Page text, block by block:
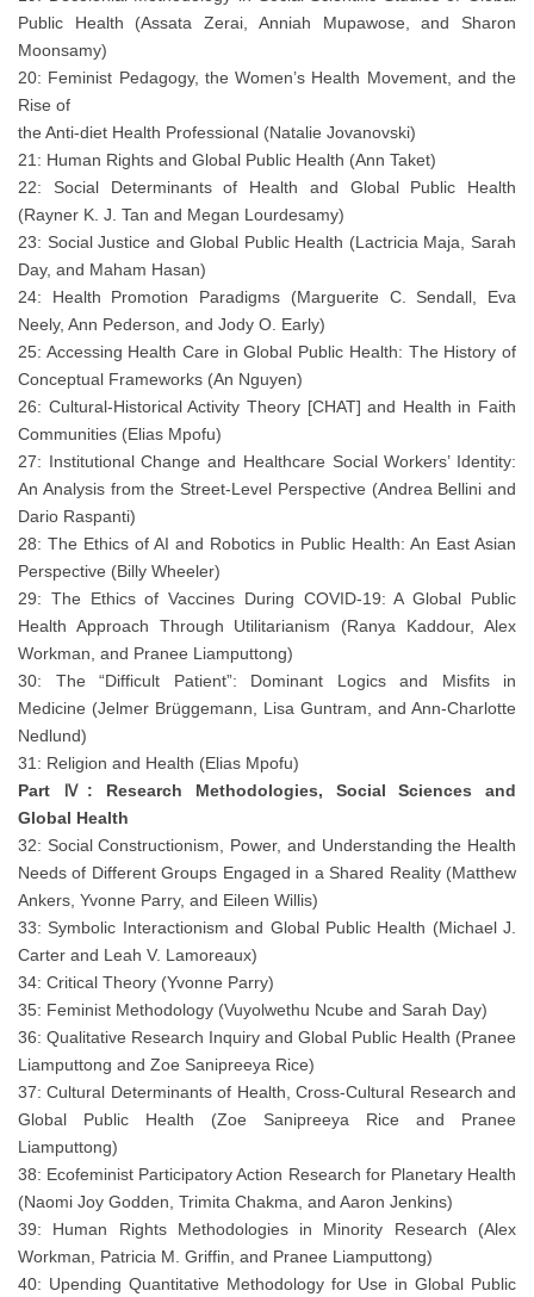
Public Health (Assata Zerai, Anniah Mupawose, and Sharon
Moonsamy)
20: Feminist Pedagogy, the Women’s Health Movement, and the
Rise of
the Anti-diet Health Professional (Natalie Jovanovski)
21: Human Rights and Global Public Health (Ann Taket)
22: Social Determinants of Health and Global Public Health
(Rayner K. J. Tan and Megan Lourdesamy)
23: Social Justice and Global Public Health (Lactricia Maja, Sarah
Day, and Maham Hasan)
24: Health Promotion Paradigms (Marguerite C. Sendall, Eva
Neely, Ann Pederson, and Jody O. Early)
25: Accessing Health Care in Global Public Health: The History of
Conceptual Frameworks (An Nguyen)
26: Cultural-Historical Activity Theory [CHAT] and Health in Faith
Communities (Elias Mpofu)
27: Institutional Change and Healthcare Social Workers’ Identity:
An Analysis from the Street-Level Perspective (Andrea Bellini and
Dario Raspanti)
28: The Ethics of AI and Robotics in Public Health: An East Asian
Perspective (Billy Wheeler)
29: The Ethics of Vaccines During COVID-19: A Global Public
Health Approach Through Utilitarianism (Ranya Kaddour, Alex
Workman, and Pranee Liamputtong)
30: The “Difficult Patient”: Dominant Logics and Misfits in
Medicine (Jelmer Brüggemann, Lisa Guntram, and Ann-Charlotte
Nedlund)
31: Religion and Health (Elias Mpofu)
Part Ⅳ: Research Methodologies, Social Sciences and
Global Health
32: Social Constructionism, Power, and Understanding the Health
Needs of Different Groups Engaged in a Shared Reality (Matthew
Ankers, Yvonne Parry, and Eileen Willis)
33: Symbolic Interactionism and Global Public Health (Michael J.
Carter and Leah V. Lamoreaux)
34: Critical Theory (Yvonne Parry)
35: Feminist Methodology (Vuyolwethu Ncube and Sarah Day)
36: Qualitative Research Inquiry and Global Public Health (Pranee
Liamputtong and Zoe Sanipreeya Rice)
37: Cultural Determinants of Health, Cross-Cultural Research and
Global Public Health (Zoe Sanipreeya Rice and Pranee
Liamputtong)
38: Ecofeminist Participatory Action Research for Planetary Health
(Naomi Joy Godden, Trimita Chakma, and Aaron Jenkins)
39: Human Rights Methodologies in Minority Research (Alex
Workman, Patricia M. Griffin, and Pranee Liamputtong)
40: Upending Quantitative Methodology for Use in Global Public